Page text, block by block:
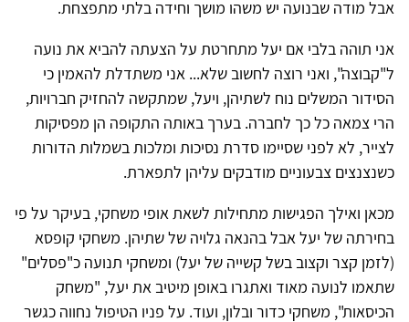
אבל מודה שבנועה יש משהו מושך וחידה בלתי מתפצחת.
אני תוהה בלבי אם יעל מתחרטת על הצעתה להביא את נועה
ל"קבוצה", ואני רוצה לחשוב שלא... אני משתדלת להאמין כי
הסידור המשלים נוח לשתיהן, ויעל, שמתקשה להחזיק חברויות,
הרי צמאה כל כך לחברה. בערך באותה התקופה הן מפסיקות
לצייר, לא לפני שסיימו סדרת נסיכות ומלכות בשמלות הדורות
כשנצנצים צבעוניים מודבקים עליהן לתפארת.
מכאן ואילך הפגישות מתחילות לשאת אופי משחקי, בעיקר על פי
בחירתה של יעל אבל בהנאה גלויה של שתיהן. משחקי קופסא
(לזמן קצר וקצוב בשל קשייה של יעל) ומשחקי תנועה כ"פסלים"
שתאמו לנועה מאוד ואתגרו באופן מיטיב את יעל, "משחק
הכיסאות", משחקי כדור ובלון, ועוד. על פניו הטיפול נחווה כגשר